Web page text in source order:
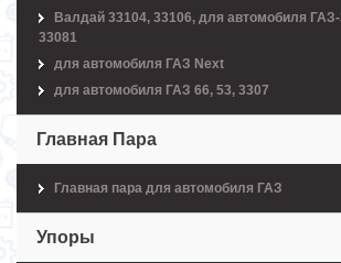
Валдай 33104, 33106, для автомобиля
33081
для автомобиля ГАЗ Next
для автомобиля ГАЗ 66, 53, 3307
Главная Пара
Главная пара для автомобиля ГАЗ
Упоры